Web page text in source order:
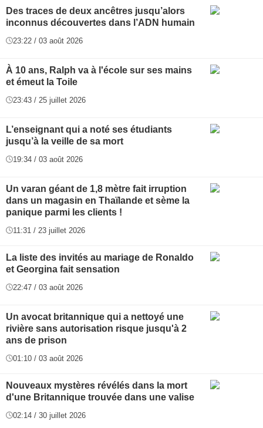
Des traces de deux ancêtres jusqu’alors
inconnus découvertes dans l’ADN humain
23:22 / 03 août 2026
À 10 ans, Ralph va à l'école sur ses mains
et émeut la Toile
23:43 / 25 juillet 2026
L’enseignant qui a noté ses étudiants
jusqu’à la veille de sa mort
19:34 / 03 août 2026
Un varan géant de 1,8 mètre fait irruption
dans un magasin en Thaïlande et sème la
panique parmi les clients !
11:31 / 23 juillet 2026
La liste des invités au mariage de Ronaldo
et Georgina fait sensation
22:47 / 03 août 2026
Un avocat britannique qui a nettoyé une
rivière sans autorisation risque jusqu'à 2
ans de prison
01:10 / 03 août 2026
Nouveaux mystères révélés dans la mort
d'une Britannique trouvée dans une valise
02:14 / 30 juillet 2026